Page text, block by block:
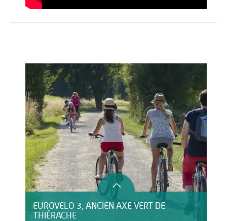
EUROVELO 3, ANCIEN AXE VERT DE
THIÉRACHE